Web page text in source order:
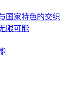
国家特色的交织
限可能